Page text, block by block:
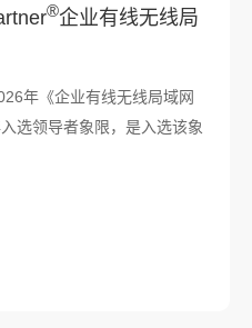
®企业有线无线局
年《企业有线无线局域网
选领导者象限，是入选该象